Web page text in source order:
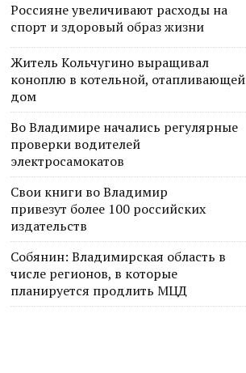
Россияне увеличивают расходы на
спорт и здоровый образ жизни
Житель Кольчугино выращивал
коноплю в котельной, отапливающей
дом
Во Владимире начались регулярные
проверки водителей
электросамокатов
Свои книги во Владимир
привезут более 100 российских
издательств
Собянин: Владимирская область в
числе регионов, в которые
планируется продлить МЦД